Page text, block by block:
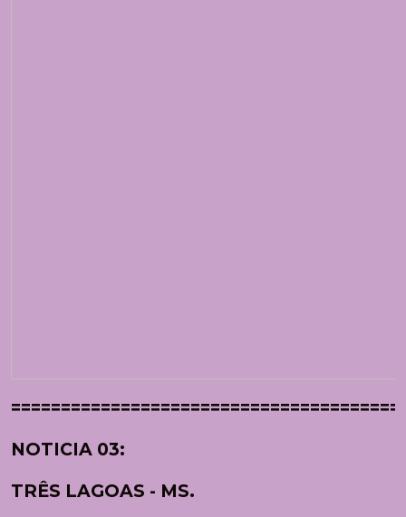
NOTICIA 03:
TRÊS LAGOAS - MS.